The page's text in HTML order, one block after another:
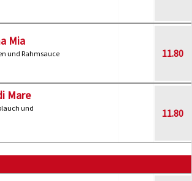
Mia
und Rahmsauce
11.80
Mare
und
11.80